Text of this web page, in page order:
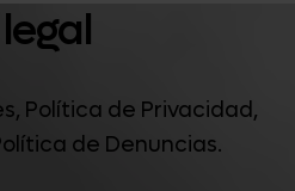
Política de Privacidad,
de Denuncias.